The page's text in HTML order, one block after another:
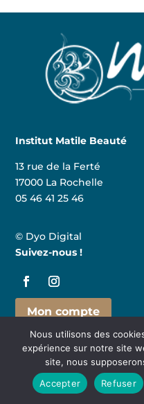
Institut Matile Beauté
13 rue de la Ferté
17000 La Rochelle
05 46 41 25 46
© Dyo Digital
Suivez-nous !
Mon compte
Nous utilisons des
expérience sur notre site
site, nous
Accepter
Refuser